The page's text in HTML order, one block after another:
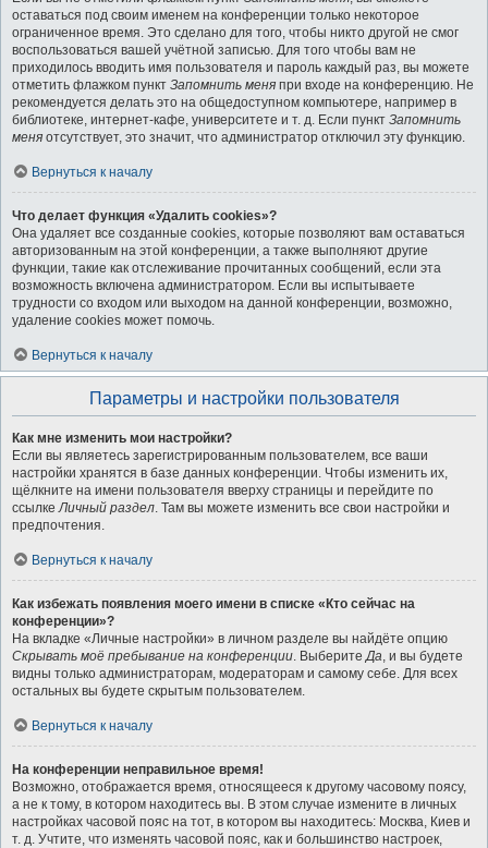
оставаться под своим именем на конференции только некоторое
ограниченное время. Это сделано для того, чтобы никто другой не смог
воспользоваться вашей учётной записью. Для того чтобы вам не
приходилось вводить имя пользователя и пароль каждый раз, вы можете
отметить флажком пункт Запомнить меня при входе на конференцию. Не
рекомендуется делать это на общедоступном компьютере, например в
библиотеке, интернет-кафе, университете и т. д. Если пункт Запомнить
меня отсутствует, это значит, что администратор отключил эту функцию.
Вернуться к началу
Что делает функция «Удалить cookies»?
Она удаляет все созданные cookies, которые позволяют вам оставаться
авторизованным на этой конференции, а также выполняют другие
функции, такие как отслеживание прочитанных сообщений, если эта
возможность включена администратором. Если вы испытываете
трудности со входом или выходом на данной конференции, возможно,
удаление cookies может помочь.
Вернуться к началу
Параметры и настройки пользователя
Как мне изменить мои настройки?
Если вы являетесь зарегистрированным пользователем, все ваши
настройки хранятся в базе данных конференции. Чтобы изменить их,
щёлкните на имени пользователя вверху страницы и перейдите по
ссылкеЛичный раздел. Там вы можете изменить все свои настройки и
предпочтения.
Вернуться к началу
Как избежать появления моего имени в списке «Кто сейчас на
конференции»?
На вкладке «Личные настройки» в личном разделе вы найдёте опцию
Скрывать моё пребывание на конференции. ВыберитеДа, и вы будете
видны только администраторам, модераторам и самому себе. Для всех
остальных вы будете скрытым пользователем.
Вернуться к началу
На конференции неправильное время!
Возможно, отображается время, относящееся к другому часовому поясу,
а не к тому, в котором находитесь вы. В этом случае измените в личных
настройках часовой пояс на тот, в котором вы находитесь: Москва, Киев и
т. д. Учтите, что изменять часовой пояс, как и большинство настроек,